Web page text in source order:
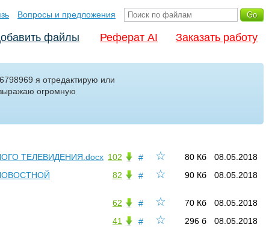
Вопросы и предложения
файлы Реферат AI Заказать работу
я отредактирую или
огромную
☆
# 08.05.2018
80 Кб
102
ТЕЛЕВИДЕНИЯ.docx
☆
# 08.05.2018
90 Кб
82
☆
# 08.05.2018
70 Кб
62
☆
# 08.05.2018
296 б
41